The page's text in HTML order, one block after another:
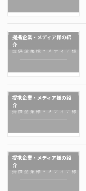
提携企業・メディア様の紹
介
提携企業・メディア様の紹
介
提携企業・メディア様の紹
介